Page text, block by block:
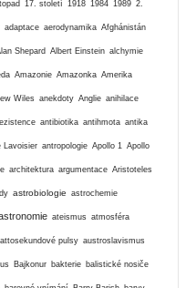
17. století 1918 1984 1989 2.
adaptace aerodynamika Afghánistán
Shepard Albert Einstein alchymie
Amazonie Amazonka Amerika
Wiles anekdoty Anglie anihilace
antibiotika antihmota antika
Lavoisier antropologie Apollo 1 Apollo
architektura argumentace Aristoteles
astrobiologie astrochemie
ateismus atmosféra
attosekundové pulsy austroslavismus
Bajkonur bakterie balistické nosiče